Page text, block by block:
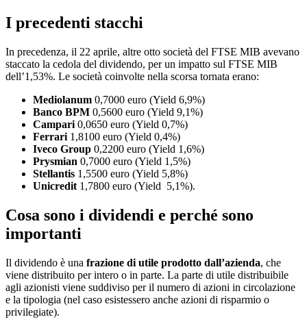
I precedenti stacchi
In precedenza, il 22 aprile, altre otto società del FTSE MIB avevano
staccato la cedola del dividendo, per un impatto sul FTSE MIB
dell’1,53%. Le società coinvolte nella scorsa tornata erano:
Mediolanum 0,7000 euro (Yield 6,9%)
Banco BPM 0,5600 euro (Yield 9,1%)
Campari 0,0650 euro (Yield 0,7%)
Ferrari 1,8100 euro (Yield 0,4%)
Iveco Group 0,2200 euro (Yield 1,6%)
Prysmian 0,7000 euro (Yield 1,5%)
Stellantis 1,5500 euro (Yield 5,8%)
Unicredit 1,7800 euro (Yield 5,1%).
Cosa sono i dividendi e perché sono
importanti
Il dividendo è una frazione di utile prodotto dall’azienda, che
viene distribuito per intero o in parte. La parte di utile distribuibile
agli azionisti viene suddiviso per il numero di azioni in circolazione
e la tipologia (nel caso esistessero anche azioni di risparmio o
privilegiate).